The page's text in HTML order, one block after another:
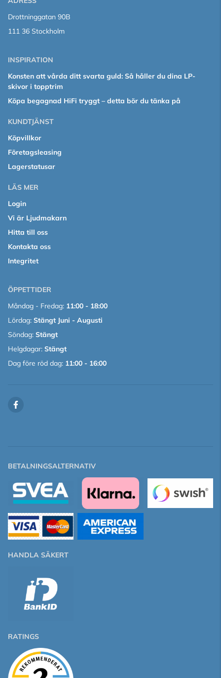
Drottninggatan 90B
111 36 Stockholm
INSPIRATION
Konsten att vårda ditt svarta guld: Så håller du dina LP-
skivor i topptrim
Köpa begagnad HiFi tryggt – detta bör du tänka på
KUNDTJÄNST
Köpvillkor
Företagsleasing
Lagerstatusar
LÄS MER
Login
Vi är Ljudmakarn
Hitta till oss
Kontakta oss
Integritet
ÖPPETTIDER
Måndag - Fredag: 11:00 - 18:00
Lördag: Stängt Juni - Augusti
Söndag: Stängt
Helgdagar: Stängt
Dag före röd dag: 11:00 - 16:00
BETALNINGSALTERNATIV
HANDLA SÄKERT
RATINGS